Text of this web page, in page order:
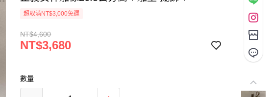
超取滿NT$3,000免運
NT$4,600
NT$3,680
數量